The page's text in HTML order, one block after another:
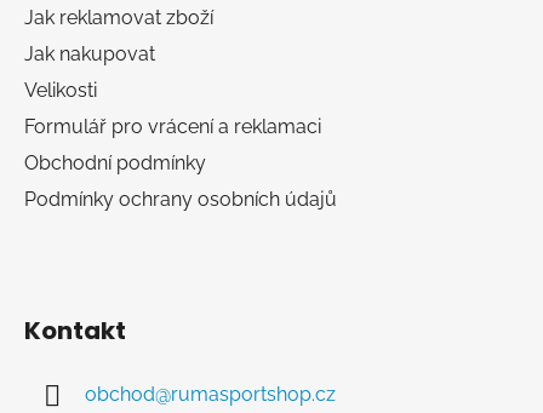
Jak reklamovat zboží
Jak nakupovat
Velikosti
Formulář pro vrácení a reklamaci
Obchodní podmínky
Podmínky ochrany osobních údajů
Kontakt
obchod@rumasportshop.cz